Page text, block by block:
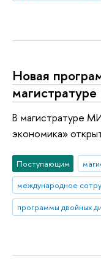
Новая
В магистратуре
экономика»
Поступающим
международное
программы двойных